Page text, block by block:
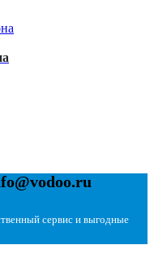
сервис и выгодные